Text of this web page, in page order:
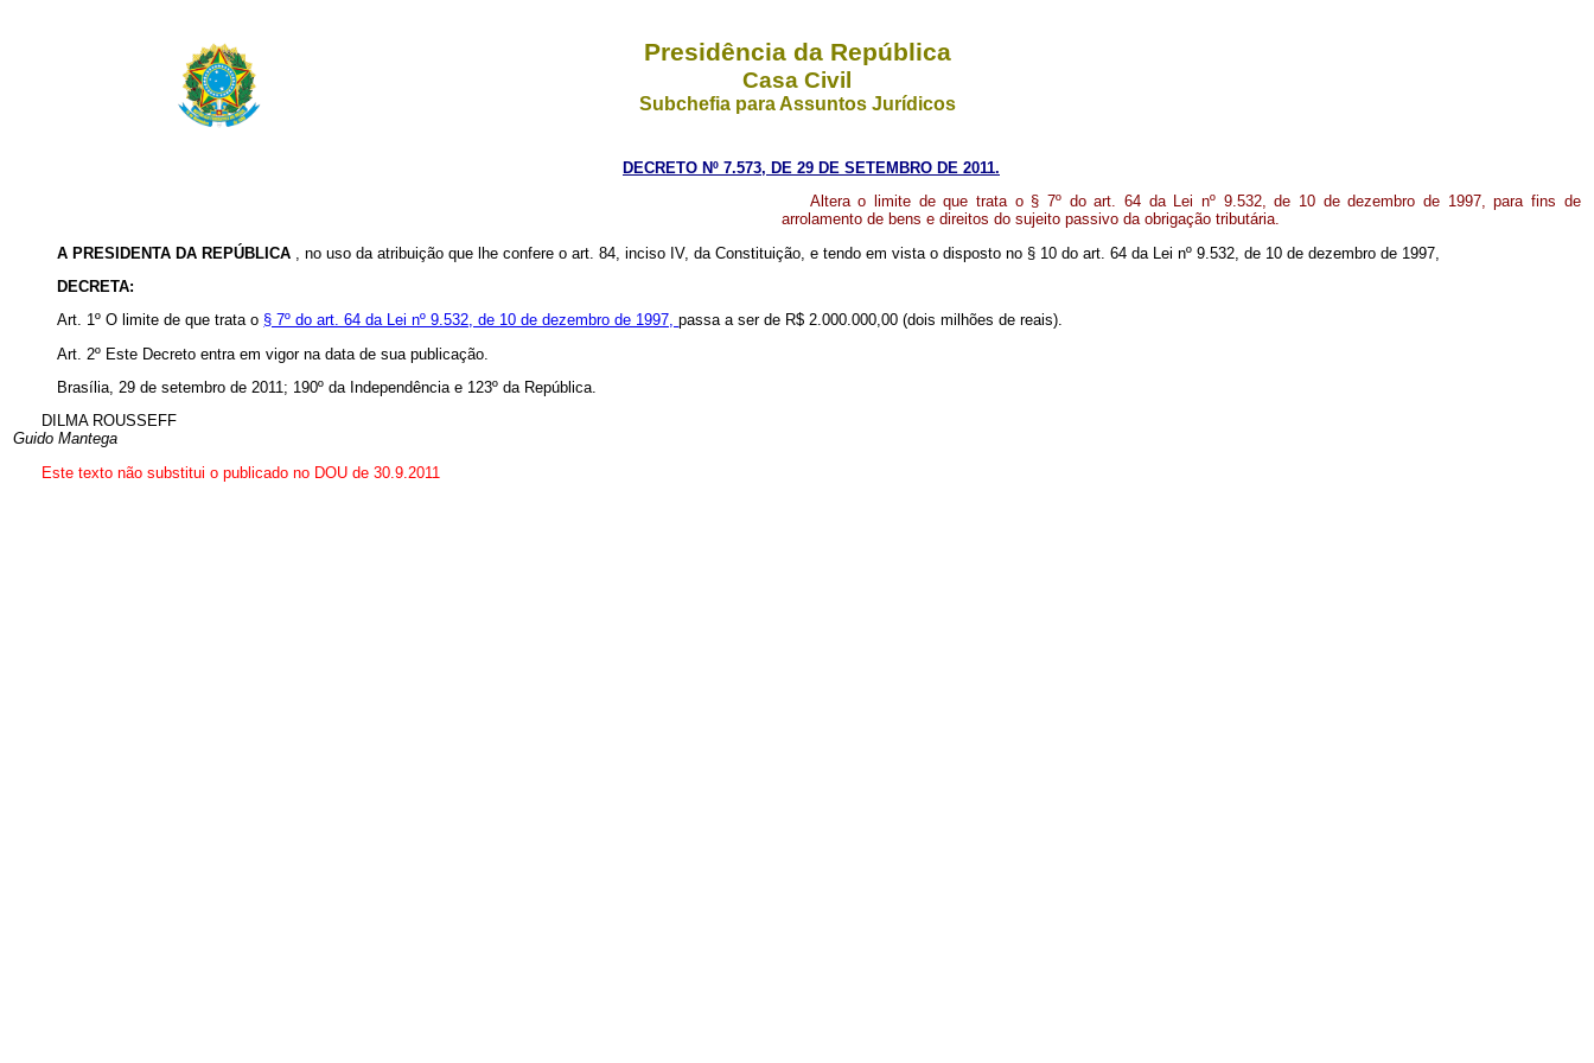
Presidência da República
Casa Civil
Subchefia para Assuntos Jurídicos
DECRETO Nº 7.573, DE 29 DE SETEMBRO DE 2011.
Altera o limite de que trata o § 7º do art. 64 da Lei nº 9.532, de 10 de dezembro de 1997, para fins de
arrolamento de bens e direitos do sujeito passivo da obrigação tributária.
A PRESIDENTA DA REPÚBLICA
, no uso da atribuição que lhe confere o art. 84, inciso IV, da Constituição, e tendo em vista o disposto no § 10 do art. 64 da Lei nº 9.532, de 10 de dezembro de 1997,
DECRETA:
Art. 1º O limite de que trata o § 7º do art. 64 da Lei nº 9.532, de 10 de dezembro de 1997,passa a ser de R$ 2.000.000,00 (dois milhões de reais).
Art. 2º Este Decreto entra em vigor na data de sua publicação.
Brasília, 29 de setembro de 2011; 190º da Independência e 123º da República.
DILMA ROUSSEFF
Guido Mantega
Este texto não substitui o publicado no DOU de 30.9.2011